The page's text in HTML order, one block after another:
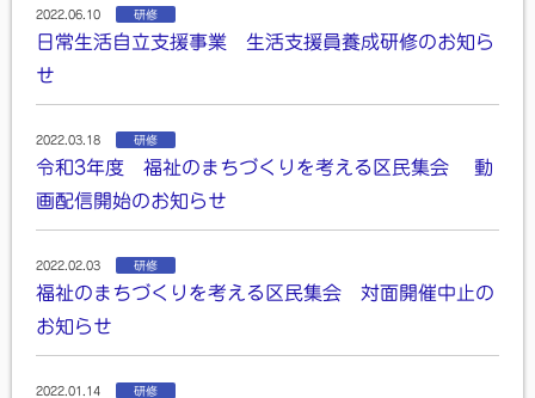
2022.06.10 研修
日常生活自立支援事業 生活支援員養成研修のお知ら
せ
2022.03.18 研修
令和3年度 福祉のまちづくりを考える区民集会 動
画配信開始のお知らせ
2022.02.03 研修
福祉のまちづくりを考える区民集会 対面開催中止の
お知らせ
2022.01.14 研修